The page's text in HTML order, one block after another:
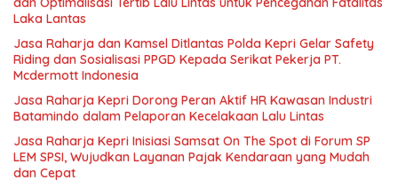
Laka Lantas
Jasa Raharja dan Kamsel Ditlantas Polda Kepri Gelar Safety
Riding dan Sosialisasi PPGD Kepada Serikat Pekerja PT.
Mcdermott Indonesia
Jasa Raharja Kepri Dorong Peran Aktif HR Kawasan Industri
Batamindo dalam Pelaporan Kecelakaan Lalu Lintas
Jasa Raharja Kepri Inisiasi Samsat On The Spot di Forum SP
LEM SPSI, Wujudkan Layanan Pajak Kendaraan yang Mudah
dan Cepat